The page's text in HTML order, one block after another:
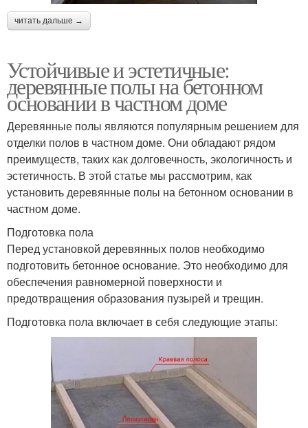
читать дальше →
Устойчивые и эстетичные:
деревянные полы на бетонном
основании в частном доме
Деревянные полы являются популярным решением для
отделки полов в частном доме. Они обладают рядом
преимуществ, таких как долговечность, экологичность и
эстетичность. В этой статье мы рассмотрим, как
установить деревянные полы на бетонном основании в
частном доме.
Подготовка пола
Перед установкой деревянных полов необходимо
подготовить бетонное основание. Это необходимо для
обеспечения равномерной поверхности и
предотвращения образования пузырей и трещин.
Подготовка пола включает в себя следующие этапы: